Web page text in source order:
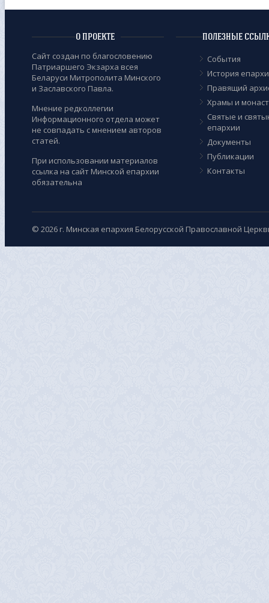
О ПРОЕКТЕ
Сайт создан по благословению
Патриаршего Экзарха всея
Беларуси Митрополита Минского
и Заславского Павла.
Мнение редколлегии
Информационного отдела может
не совпадать с мнением авторов
статей.
При использовании материалов
ссылка на сайт Минской епархии
обязательна
ПОЛЕЗНЫЕ
События
История
Правящий
Храмы и
Cвятые и
епархии
Документы
Публикации
Контакты
© 2026 г. Минская епархия Белорусской Православной